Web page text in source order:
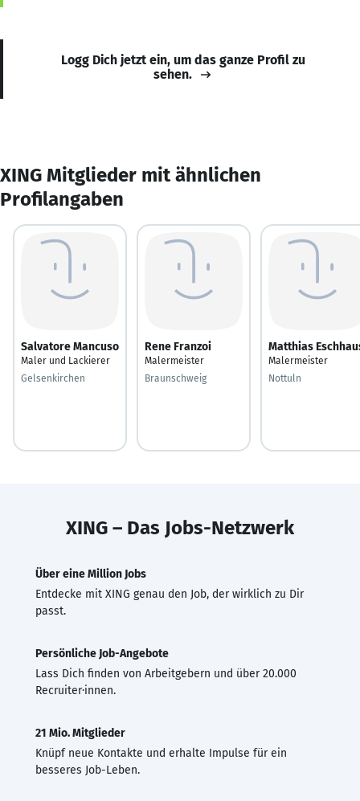
Logg Dich jetzt ein, um das ganze Profil zu
sehen.
XING Mitglieder mit ähnlichen
Profilangaben
Salvatore Mancuso
Maler und Lackierer
Gelsenkirchen
Rene Franzoi
Malermeister
Braunschweig
Matthias
Malermeister
Nottuln
XING – Das Jobs-Netzwerk
Über eine Million Jobs
Entdecke mit XING genau den Job, der wirklich zu Dir
passt.
Persönliche Job-Angebote
Lass Dich finden von Arbeitgebern und über 20.000
Recruiter·innen.
21 Mio. Mitglieder
Knüpf neue Kontakte und erhalte Impulse für ein
besseres Job-Leben.